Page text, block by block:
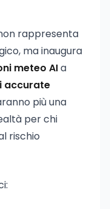
rappresenta
ma inaugura
meteo AIa
accurate
più una
per chi
rischio